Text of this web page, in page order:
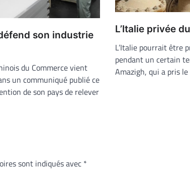
son industrie
du Commerce vient
un communiqué publié ce
de son pays de relever
L’Italie privée
L’Italie pourrait être
pendant un certain
Amazigh, qui a pris
sont indiqués avec *